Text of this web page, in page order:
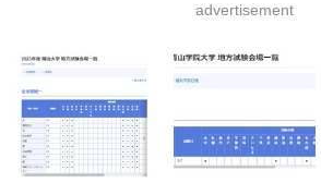
advertisement